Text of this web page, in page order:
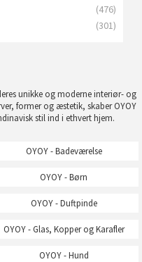
(476)
(301)
unikke og moderne interiør- og
former og æstetik, skaber OYOY
stil ind i ethvert hjem.
OYOY - Badeværelse
OYOY - Børn
OYOY - Duftpinde
OYOY - Glas, Kopper og Karafler
OYOY - Hund